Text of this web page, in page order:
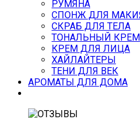
РУМЯНА
СПОНЖ ДЛЯ
СКРАБ ДЛЯ ТЕЛА
ТОНАЛЬНЫЙ КРЕМ
КРЕМ ДЛЯ ЛИЦА
ХАЙЛАЙТЕРЫ
ТЕНИ ДЛЯ ВЕК
АРОМАТЫ ДЛЯ ДОМА